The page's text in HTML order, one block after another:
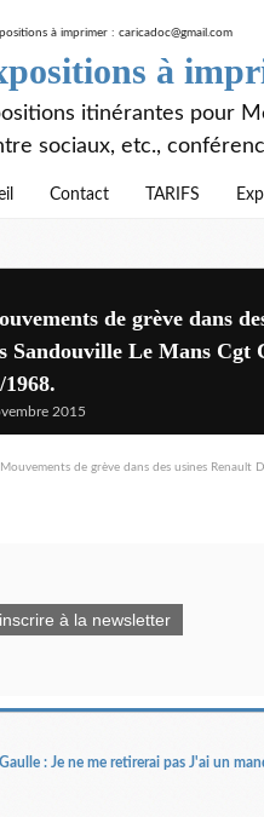
à
itinérantes pour
sociaux, etc.,
Contact TARIFS
de grève dans
Sandouville Le Mans Cgt
1968.
2015
à la newsletter